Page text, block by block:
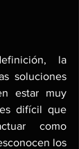
la
soluciones
estar muy
difícil que
como
los